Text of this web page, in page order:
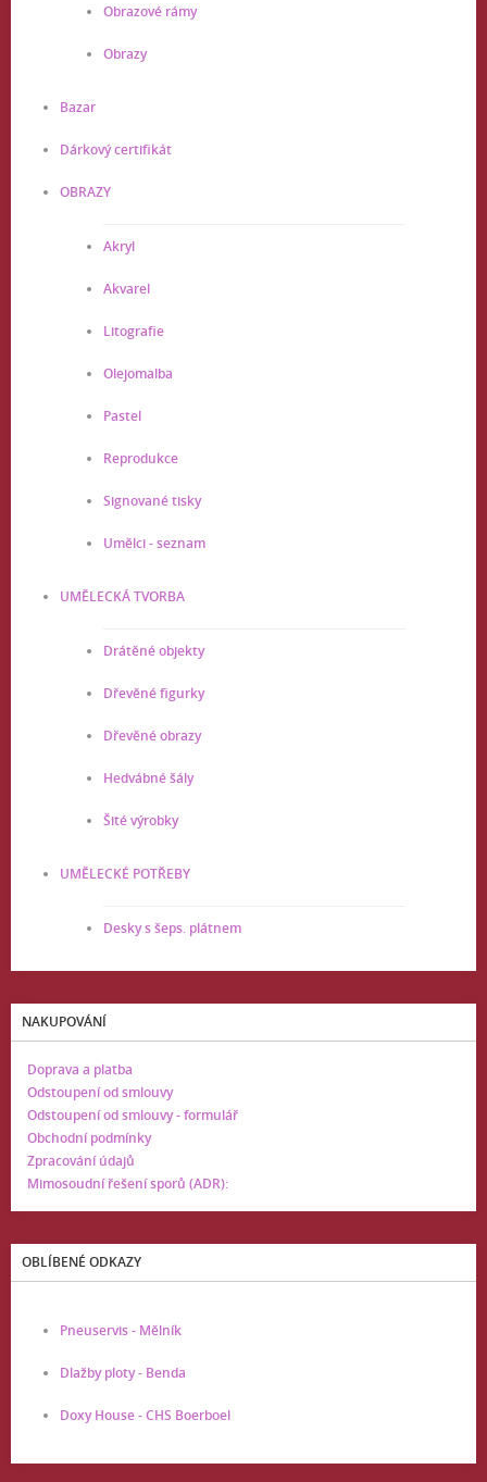
Obrazové rámy
Obrazy
Bazar
Dárkový certifikát
OBRAZY
Akryl
Akvarel
Litografie
Olejomalba
Pastel
Reprodukce
Signované tisky
Umělci - seznam
UMĚLECKÁ TVORBA
Drátěné objekty
Dřevěné figurky
Dřevěné obrazy
Hedvábné šály
Šité výrobky
UMĚLECKÉ POTŘEBY
Desky s šeps. plátnem
NAKUPOVÁNÍ
Doprava a platba
Odstoupení od smlouvy
Odstoupení od smlouvy - formulář
Obchodní podmínky
Zpracování údajů
Mimosoudní řešení sporů (ADR):
OBLÍBENÉ ODKAZY
Pneuservis - Mělník
Dlažby ploty - Benda
Doxy House - CHS Boerboel